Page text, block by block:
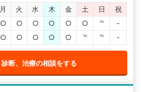
月 火 水 木 金 土 日
祝
○ ○ ○ ○ ○ ○ ℡
-
○ ○ ○ ○ ○ ℡ ℡ -
診断、治療の相談をする